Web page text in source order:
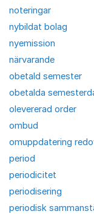
noteringar
nybildat bolag
nyemission
närvarande
obetald semester
obetalda
olevererad order
ombud
omuppdatering
period
periodicitet
periodisering
periodisk